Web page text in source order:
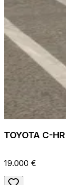
TOYOTA C-HR
19.000 €